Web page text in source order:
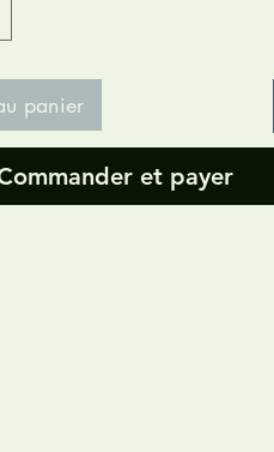
panier
et payer